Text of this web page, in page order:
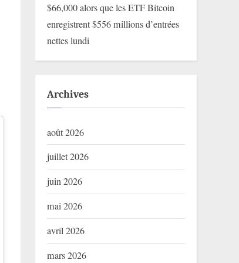
$66,000 alors que les ETF Bitcoin
enregistrent $556 millions d’entrées
nettes lundi
Archives
août 2026
juillet 2026
juin 2026
mai 2026
avril 2026
mars 2026